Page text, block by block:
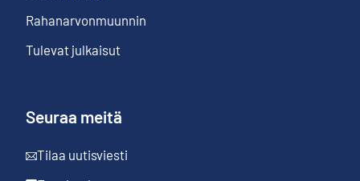
Rahanarvonmuunnin
Tulevat julkaisut
Seuraa meitä
Tilaa uutisviesti